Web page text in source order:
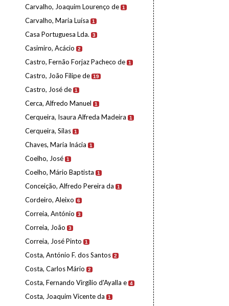
Carvalho, Joaquim Lourenço de 1
Carvalho, Maria Luísa 1
Casa Portuguesa Lda. 3
Casimiro, Acácio 2
Castro, Fernão Forjaz Pacheco de 1
Castro, João Filipe de 19
Castro, José de 1
Cerca, Alfredo Manuel 1
Cerqueira, Isaura Alfreda Madeira 1
Cerqueira, Silas 1
Chaves, Maria Inácia 1
Coelho, José 1
Coelho, Mário Baptista 1
Conceição, Alfredo Pereira da 1
Cordeiro, Aleixo 6
Correia, António 3
Correia, João 3
Correia, José Pinto 1
Costa, António F. dos Santos 2
Costa, Carlos Mário 2
Costa, Fernando Virgílio d'Ayalla e 4
Costa, Joaquim Vicente da 1